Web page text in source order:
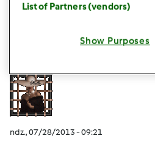
ndz., 07/28/2013 - 09:21
List of Partners (vendors)
Show Purposes